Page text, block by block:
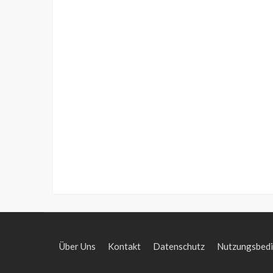
Über Uns Kontakt Datenschutz